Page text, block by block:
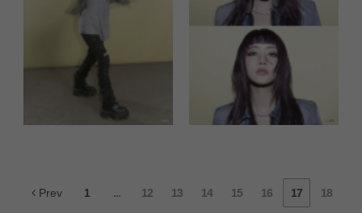
Prev 1 ... 12 13 14 15 16 17 18